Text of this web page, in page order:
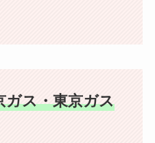
ス・東京ガス